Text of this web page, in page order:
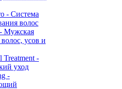
- Система
волос
Мужская
усов и
Treatment -
уход
-